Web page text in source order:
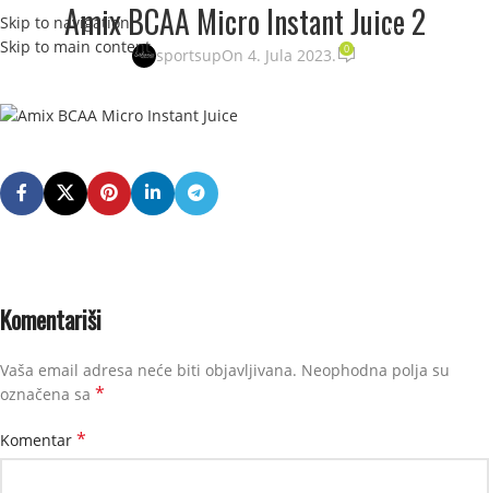
Skip to navigation
Skip to main content
Amix BCAA Micro Instant Juice 2
sportsupOn 4. Jula 2023. 0
Komentariši
Vaša email adresa neće biti objavljivana. Neophodna polja su
označena sa *
Komentar *